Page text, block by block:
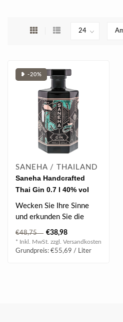
❥ -20%
SANEHA / THAILAND
Saneha Handcrafted
Thai Gin 0.7 l 40% vol
Wecken Sie Ihre Sinne
und erkunden Sie die
verführerischen
Qualitäten der exot..
€48,75 €38,98
* Inkl. MwSt. zzgl. Versandkosten
Grundpreis: €55,69 / Liter